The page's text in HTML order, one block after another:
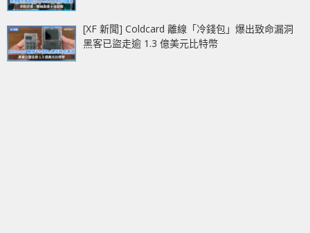
[XF 新聞] Coldcard 離線「冷錢包」爆出致命漏洞
黑客已盜走逾 1.3 億美元比特幣